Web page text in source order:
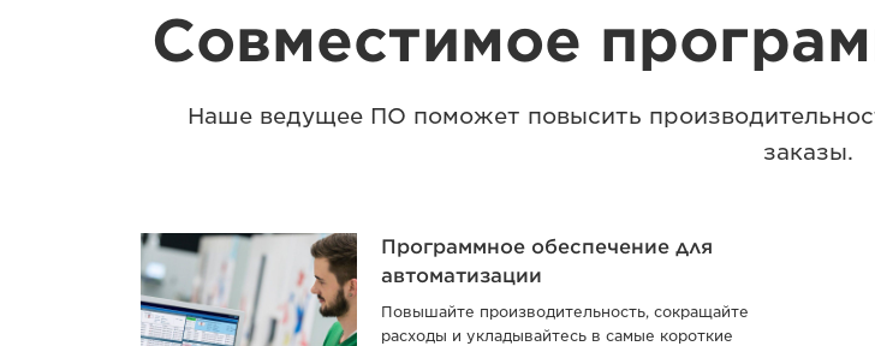
Совместимое
Наше ведущее ПО поможет повысить
заказы.
Программное обеспечение для
автоматизации
Повышайте производительность, сокращайте
расходы и укладывайтесь в самые короткие